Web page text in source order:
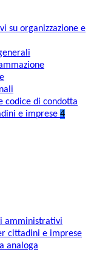
su organizzazione e
codice di condotta
e imprese 4
amministrativi
cittadini e imprese
analoga